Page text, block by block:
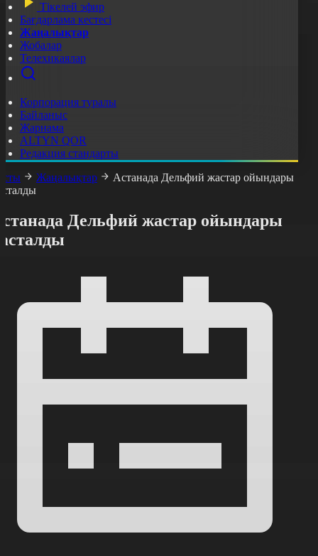
Тікелей эфир
Бағдарлама кестесі
Жаңалықтар
Жобалар
Телехикаялар
Корпорация туралы
Байланыс
Жарнама
ALTYN QOR
Редакция стандарты
Жаңалықтар
Астанада Дельфий жастар ойындары
Дельфий жастар ойындары